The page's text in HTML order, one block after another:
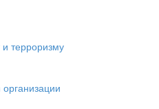
терроризму